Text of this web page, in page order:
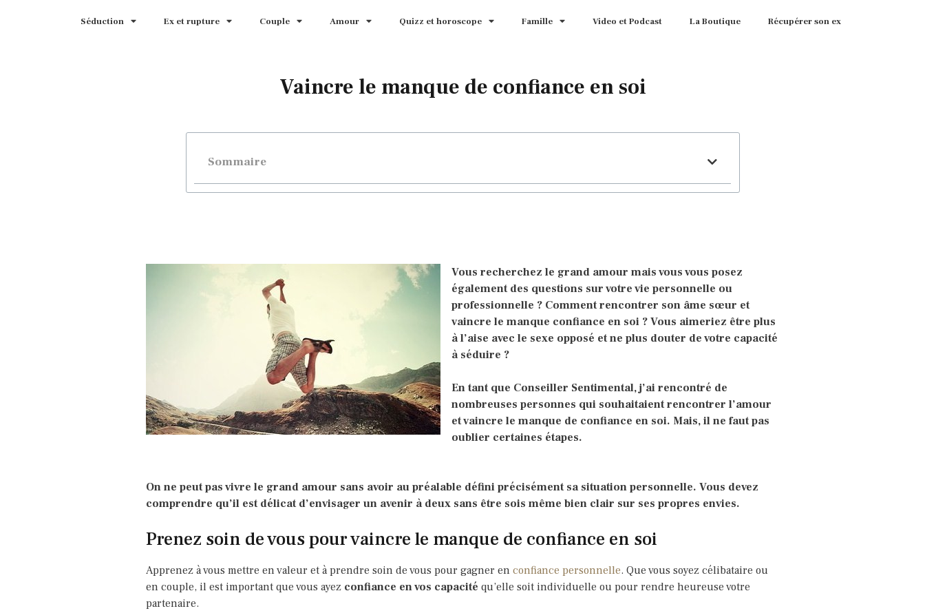
Séduction Ex et rupture Couple Amour Quizz et horoscope Famille Video et Podcast La Boutique Récupérer son ex
Vaincre le manque de confiance en soi
Sommaire
Vous recherchez le grand amour mais vous vous posez
également des questions sur votre vie personnelle ou
professionnelle ? Comment rencontrer son âme sœur et
vaincre le manque confiance en soi ? Vous aimeriez être plus
à l’aise avec le sexe opposé et ne plus douter de votre capacité
à séduire ?
En tant que Conseiller Sentimental, j’ai rencontré de
nombreuses personnes qui souhaitaient rencontrer l’amour
et vaincre le manque de confiance en soi. Mais, il ne faut pas
oublier certaines étapes.
On ne peut pas vivre le grand amour sans avoir au préalable défini précisément sa situation personnelle. Vous devez
comprendre qu’il est délicat d’envisager un avenir à deux sans être sois même bien clair sur ses propres envies.
Prenez soin de vous pour vaincre le manque de confiance en soi
Apprenez à vous mettre en valeur et à prendre soin de vous pour gagner en confiance personnelle. Que vous soyez célibataire ou
en couple, il est important que vous ayez confiance en vos capacité qu’elle soit individuelle ou pour rendre heureuse votre
partenaire.